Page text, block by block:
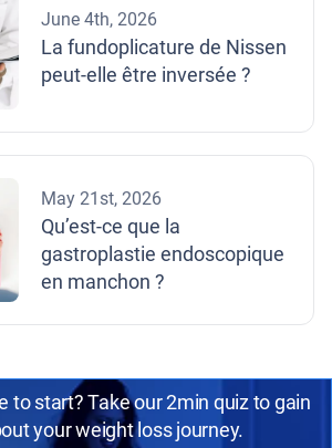
June 4th, 2026
La fundoplicature de Nissen
peut-elle être inversée ?
May 21st, 2026
Qu’est-ce que la
gastroplastie endoscopique
en manchon ?
to start? Take our 2min quiz to gain
your weight loss journey.